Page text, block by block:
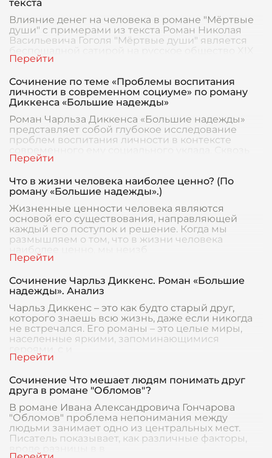
текста
Влияние денег на человека в романе "Мёртвые
души" с примерами из текста Роман Николая
Васильевича Гоголя "Мёртвые души" является
беспощадной сатирой на русское общество XIX
века,
Сочинение по теме «Проблемы воспитания
личности в современном социуме» по роману
Диккенса «Большие надежды»
Роман Чарльза Диккенса «Большие надежды»
представляет собой глубокое исследование
проблем воспитания личности в контексте
современного ему социального уклада. Сквозь
призму судьбы
Что в жизни человека наиболее ценно? (По
роману «Большие надежды».)
Жизненные ценности человека являются
основой его существования, направляющей
каждый его поступок и решение. Когда мы
размышляем о том, что в жизни человека
наиболее ценно, мы неизб
Сочинение Чарльз Диккенс. Роман «Большие
надежды». Анализ
Чарльз Диккенс – это как будто старый друг,
которого знаешь всю жизнь, даже если никогда
не встречался. Его романы – это целые миры,
населенные яркими, запоминающимися
Сочинение Что мешает людям понимать друг
друга в романе "Обломов"?
В романе Ивана Александровича Гончарова
"Обломов" проблема непонимания между
людьми занимает одно из центральных мест.
Писатель показывает, как различные факторы,